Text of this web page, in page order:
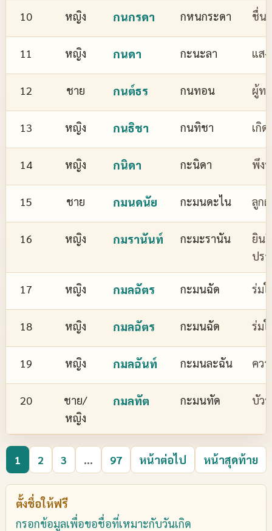
10 หญิง กนกรดา กหนกระดา ชื่น
11 หญิง กนดา กะนะลา แสง
12 ชาย กนต์ธร กนทอน ผู้ท
13 หญิง กนธิชา กนทิชา เกิด
14 หญิง กนิดา กะนิดา พึง
15 ชาย กมนดนัย กะมนดะไน ลูก
16 หญิง กมรานันท์ กะมะรานัน
ยิน
ปร
17 หญิง กมลฉัตร กะมนฉัด ร่มใ
18 หญิง กมลฉัตร กะมนฉัด ร่มใ
19 หญิง กมลฉันท์ กะมนละฉัน คว
20
ชาย/
หญิง
กมลทัต กะมนทัด บัว
1 2 3 ... 97 หน้าต่อไป หน้าสุดท้าย
ตั้งชื่อให้ฟรี
กรอกข้อมูลเพื่อขอชื่อที่เหมาะกับวันเกิด